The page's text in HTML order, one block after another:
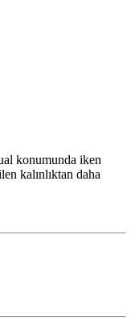
konumunda iken
kalınlıktan daha